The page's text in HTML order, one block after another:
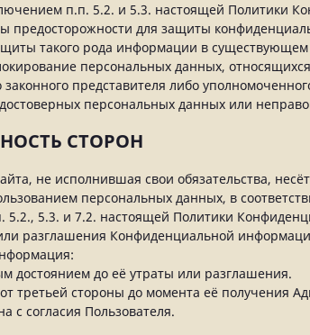
п.п. 5.2. и 5.3. настоящей Политики
предосторожности для защиты
такого рода информации в существующем
персональных данных,
законного представителя либо
персональных данных или
СТОРОН
не исполнившая свои обязательства,
персональных данных, в
5.2., 5.3. и 7.2. настоящей Политики
разглашения Конфиденциальной
достоянием до её утраты или разглашения.
третьей стороны до момента её получения
с согласия Пользователя.